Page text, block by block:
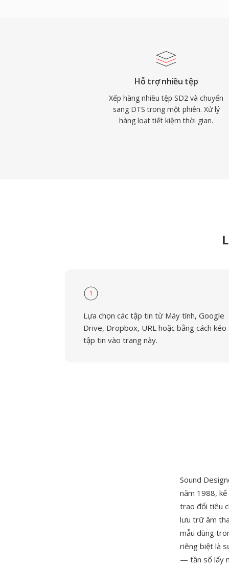
che giấu các trục trặc nhỏ trên đĩa hoặc
việc với nội dung âm thanh vòm cho
trực tuyến cao cấp, DTS cung cấp con
minh từ phòng thu đến phòng khách.
Hỗ trợ nhiều tệp
Xếp hàng nhiều tệp SD2 và chuyển
sang DTS trong một phiên. Xử lý
hàng loạt tiết kiệm thời gian.
1
Lựa chọn các tập tin từ Máy tính, Google
Drive, Dropbox, URL hoặc bằng cách kéo
tập tin vào trang này.
Sound
năm 1988,
trao đổi tiêu
lưu trữ âm
mẫu dùng
riêng biệt là
— tần số lấy